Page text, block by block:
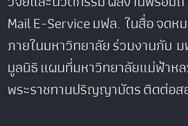
MailE-Serviceมฟล. ในสื่อจดห
ภายในมหาวิทยาลัยร่วมงานกับ
มูลนิธิแผนที่มหาวิทยาลัยแม่ฟ้าห
พระราชทานปริญญาบัตรติดต่อส